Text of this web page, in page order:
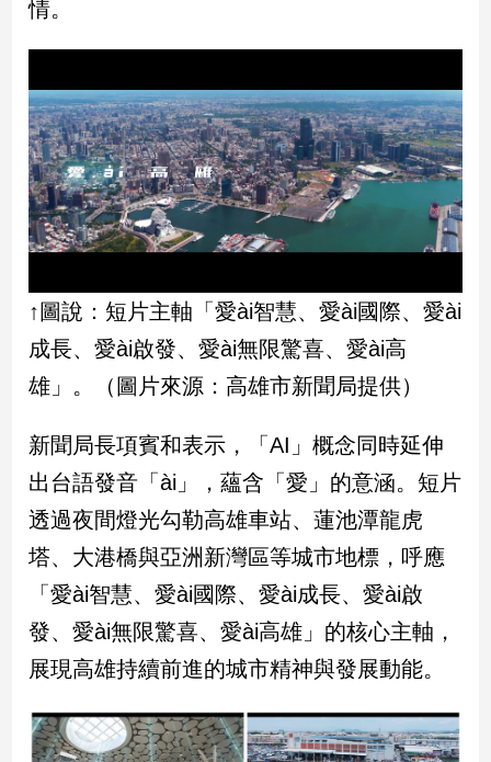
築/
內
設
計
旅
遊/
美
食
座/
命
理
消
健
親
子/
感
情
藝
／
文
創
電
影
情。
↑圖說：短片主軸「愛ài智慧、愛ài國際、愛ài
成長、愛ài啟發、愛ài無限驚喜、愛ài高
雄」。（圖片來源：高雄市新聞局提供）
新聞局長項賓和表示，「AI」概念同時延伸
出台語發音「ài」，蘊含「愛」的意涵。短片
透過夜間燈光勾勒高雄車站、蓮池潭龍虎
塔、大港橋與亞洲新灣區等城市地標，呼應
「愛ài智慧、愛ài國際、愛ài成長、愛ài啟
發、愛ài無限驚喜、愛ài高雄」的核心主軸，
展現高雄持續前進的城市精神與發展動能。